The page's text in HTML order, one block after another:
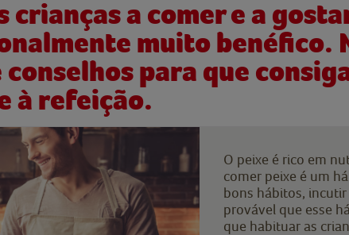
a comer e a
muito benéfico.
para que
à refeição.
O peixe é rico em
comer peixe é um
bons hábitos,
provável que esse
que habituar as